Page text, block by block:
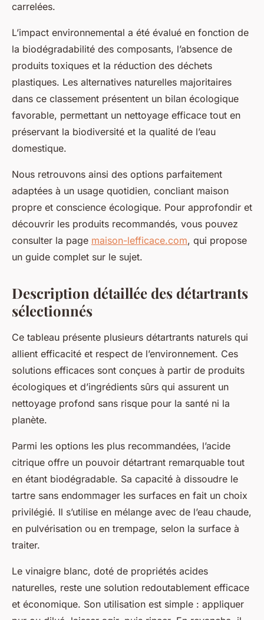
carrelées.
L’impact environnemental a été évalué en fonction de
la biodégradabilité des composants, l’absence de
produits toxiques et la réduction des déchets
plastiques. Les alternatives naturelles majoritaires
dans ce classement présentent un bilan écologique
favorable, permettant un nettoyage efficace tout en
préservant la biodiversité et la qualité de l’eau
domestique.
Nous retrouvons ainsi des options parfaitement
adaptées à un usage quotidien, concliant maison
propre et conscience écologique. Pour approfondir et
découvrir les produits recommandés, vous pouvez
consulter la page maison-lefficace.com, qui propose
un guide complet sur le sujet.
Description détaillée des détartrants
sélectionnés
Ce tableau présente plusieurs détartrants naturels qui
allient efficacité et respect de l’environnement. Ces
solutions efficaces sont conçues à partir de produits
écologiques et d’ingrédients sûrs qui assurent un
nettoyage profond sans risque pour la santé ni la
planète.
Parmi les options les plus recommandées, l’acide
citrique offre un pouvoir détartrant remarquable tout
en étant biodégradable. Sa capacité à dissoudre le
tartre sans endommager les surfaces en fait un choix
privilégié. Il s’utilise en mélange avec de l’eau chaude,
en pulvérisation ou en trempage, selon la surface à
traiter.
Le vinaigre blanc, doté de propriétés acides
naturelles, reste une solution redoutablement efficace
et économique. Son utilisation est simple : appliquer